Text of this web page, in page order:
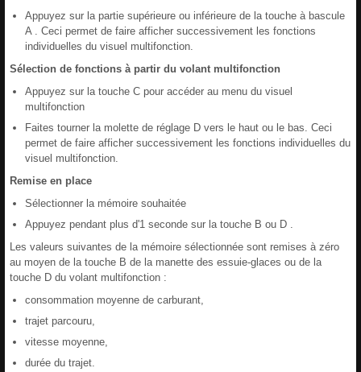
Appuyez sur la partie supérieure ou inférieure de la touche à bascule
A . Ceci permet de faire afficher successivement les fonctions
individuelles du visuel multifonction.
Sélection de fonctions à partir du volant multifonction
Appuyez sur la touche C pour accéder au menu du visuel
multifonction
Faites tourner la molette de réglage D vers le haut ou le bas. Ceci
permet de faire afficher successivement les fonctions individuelles du
visuel multifonction.
Remise en place
Sélectionner la mémoire souhaitée
Appuyez pendant plus d'1 seconde sur la touche B ou D .
Les valeurs suivantes de la mémoire sélectionnée sont remises à zéro
au moyen de la touche B de la manette des essuie-glaces ou de la
touche D du volant multifonction :
consommation moyenne de carburant,
trajet parcouru,
vitesse moyenne,
durée du trajet.